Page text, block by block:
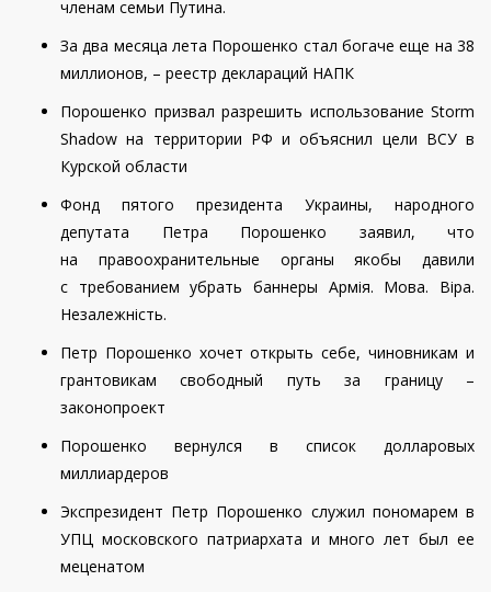
членам семьи Путина.
За два месяца лета Порошенко стал богаче еще на 38
миллионов, – реестр деклараций НАПК
Порошенко призвал разрешить использование Storm
Shadow на территории РФ и объяснил цели ВСУ в
Курской области
Фонд пятого президента Украины, народного
депутата Петра Порошенко заявил, что
на правоохранительные органы якобы давили
с требованием убрать баннеры Армія. Мова. Віра.
Незалежність.
Петр Порошенко хочет открыть себе, чиновникам и
грантовикам свободный путь за границу –
законопроект
Порошенко вернулся в список долларовых
миллиардеров
Экспрезидент Петр Порошенко служил пономарем в
УПЦ московского патриархата и много лет был ее
меценатом